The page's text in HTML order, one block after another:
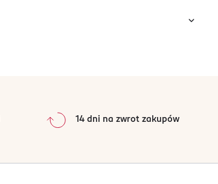
14 dni na zwrot zakupów